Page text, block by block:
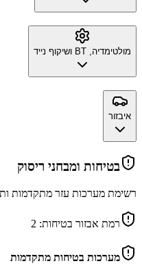
מולטימדיה, BT ושיקוף נייד
איבזור
בטיחות ומבחני ריסוק
רשימת מערכות עזר מתקדמות
רמת אבזור בטיחות: 2
מערכות בטיחות מתקדמות